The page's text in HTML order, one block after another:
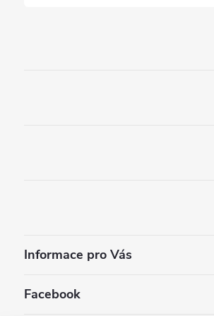
Informace pro Vás
Facebook